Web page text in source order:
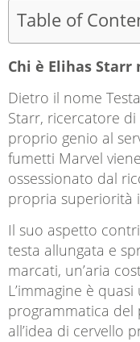
Table of
Chi è Elihas
Dietro il nome
Starr, ricercatore
proprio genio al
fumetti Marvel
ossessionato dal
propria superiorità
Il suo aspetto
testa allungata e
marcati, un’aria
L’immagine è
programmatica del
all’idea di cervello